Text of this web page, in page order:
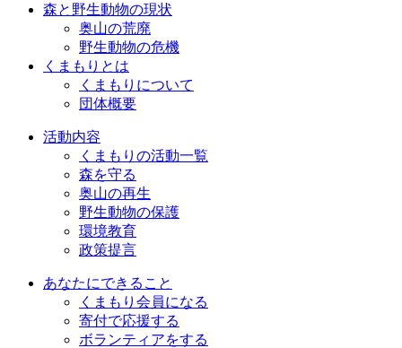
森と野生動物の現状
奥山の荒廃
野生動物の危機
くまもりとは
くまもりについて
団体概要
活動内容
くまもりの活動一覧
森を守る
奥山の再生
野生動物の保護
環境教育
政策提言
あなたにできること
くまもり会員になる
寄付で応援する
ボランティアをする